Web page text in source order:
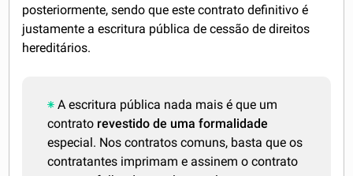
posteriormente, sendo que este contrato definitivo é
justamente a escritura pública de cessão de direitos
hereditários.
A escritura pública nada mais é que um
contrato revestido de uma formalidade
especial. Nos contratos comuns, basta que os
contratantes imprimam e assinem o contrato